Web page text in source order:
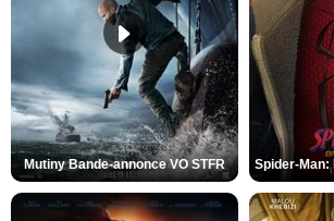
Mutiny Bande-annonce VO STFR